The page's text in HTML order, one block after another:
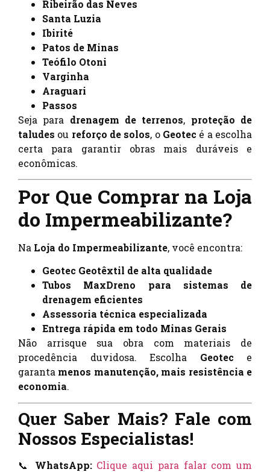
Ribeirão das Neves
Santa Luzia
Ibirité
Patos de Minas
Teófilo Otoni
Varginha
Araguari
Passos
Seja para drenagem de terrenos, proteção de
taludes ou reforço de solos, o Geotec é a escolha
certa para garantir obras mais duráveis e
econômicas.
Por Que Comprar na Loja
do Impermeabilizante?
Na Loja do Impermeabilizante, você encontra:
Geotec Geotêxtil de alta qualidade
Tubos MaxDreno para sistemas de
drenagem eficientes
Assessoria técnica especializada
Entrega rápida em todo Minas Gerais
Não arrisque sua obra com materiais de
procedência duvidosa. Escolha Geotec e
garanta menos manutenção, mais resistência e
economia.
Quer Saber Mais? Fale com
Nossos Especialistas!
📞 WhatsApp: Clique aqui para falar com um